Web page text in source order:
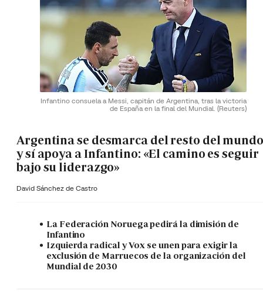
Infantino consuela a Messi, capitán de Argentina, tras la victoria
de España en la final del Mundial. (Reuters)
Argentina se desmarca del resto del mundo
y sí apoya a Infantino: «El camino es seguir
bajo su liderazgo»
David Sánchez de Castro
La Federación Noruega pedirá la dimisión de
Infantino
Izquierda radical y Vox se unen para exigir la
exclusión de Marruecos de la organización del
Mundial de 2030